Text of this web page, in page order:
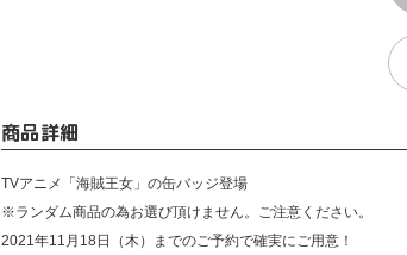
商品詳細
TVアニメ「海賊王女」の缶バッジ登場
※ランダム商品の為お選び頂けません。ご注意ください。
2021年11月18日（木）までのご予約で確実にご用意！